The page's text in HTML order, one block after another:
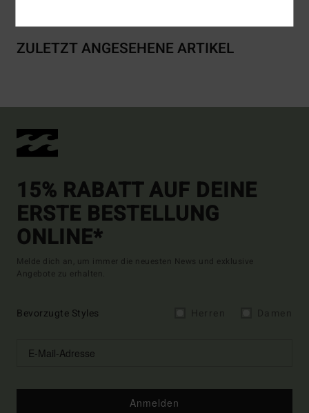
ZULETZT ANGESEHENE ARTIKEL
15% RABATT AUF DEINE
ERSTE BESTELLUNG
ONLINE*
Melde dich an, um immer die neuesten News und exklusive
Angebote zu erhalten.
Bevorzugte Styles
Anmelden